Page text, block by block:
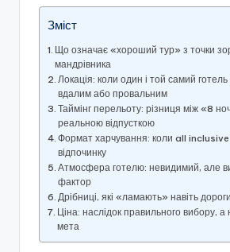
Зміст
Що означає «хороший тур» з точки
мандрівника
Локація: коли один і той самий
вдалим або провальним
Таймінг перельоту: різниця між «8
реальною відпусткою
Формат харчування: коли all
відпочинку
Атмосфера готелю: невидимий, але
фактор
Дрібниці, які «ламають» навіть
Ціна: наслідок правильного вибору, а
мета